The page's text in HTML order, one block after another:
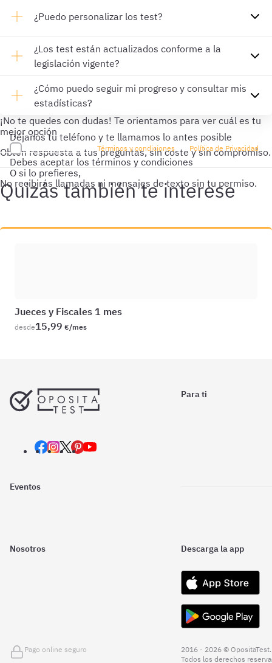
¿Puedo personalizar los test?
¿Los test están actualizados conforme a la
legislación vigente?
¿Cómo puedo seguir mi progreso y consultar mis
estadísticas?
¡No te quedes con dudas! Te orientamos para ver cuál es tu
mejor opción
Obtén respuesta a tus preguntas, sin coste y sin compromiso.
No recibirás llamadas ni mensajes de texto sin tu permiso.
Déjanos tu teléfono y te llamamos lo antes posible
He leído y acepto los Términos y condiciones y la Política de Privacidad
Debes aceptar los términos y condiciones
O si lo prefieres,
Jueces y Fiscales 1 mes
desde15,99 €/mes
Para ti
Eventos
Nosotros Descarga la app
Pago online seguro
2016 - 2026 © OpositaTest.
Todos los derechos